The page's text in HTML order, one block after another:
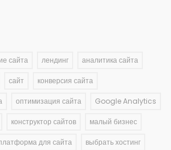
сайта лендинг аналитика сайта
сайт конверсия сайта
оптимизация сайта Google Analytics
конструктор сайтов малый бизнес
для сайта выбрать хостинг